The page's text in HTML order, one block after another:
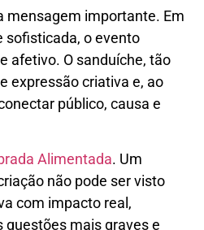
mensagem importante. Em
sofisticada, o evento
afetivo. O sanduíche, tão
expressão criativa e, ao
público, causa e
Alimentada. Um
não pode ser visto
com impacto real,
mais graves e